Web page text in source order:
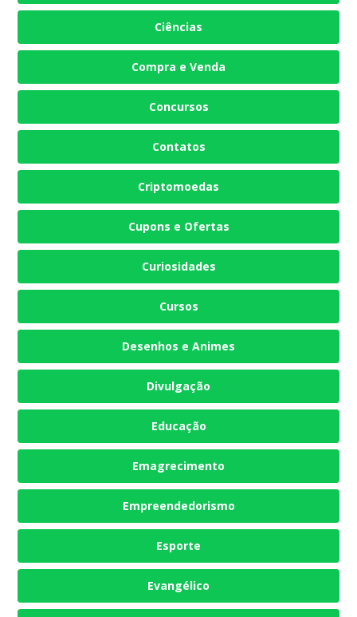
Ciências
Compra e Venda
Concursos
Contatos
Criptomoedas
Cupons e Ofertas
Curiosidades
Cursos
Desenhos e Animes
Divulgação
Educação
Emagrecimento
Empreendedorismo
Esporte
Evangélico